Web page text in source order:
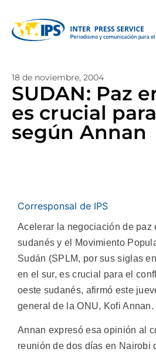
18 de noviembre, 2004
SUDAN: Paz
es crucial
según Annan
Corresponsal de IPS
Acelerar la negociación de paz
sudanés y el Movimiento
Sudán (SPLM, por sus siglas
en el sur, es crucial para el
oeste sudanés, afirmó este
general de la ONU, Kofi Annan.
Annan expresó esa opinión al
reunión de dos días en Nairobi